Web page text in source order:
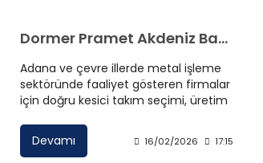
Dormer Pramet Akdeniz Bayisi Adana
Adana ve çevre illerde metal işleme
sektöründe faaliyet gösteren firmalar
için doğru kesici takım seçimi, üretim
Dormer Pramet Akdeniz Bayisi Adana
arayışında olan işletmeler için
Devamı 16/02/2026 17:15